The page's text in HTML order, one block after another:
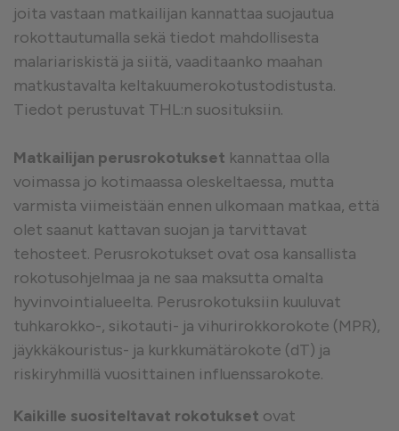
joita vastaan matkailijan kannattaa suojautua
rokottautumalla sekä tiedot mahdollisesta
malariariskistä ja siitä, vaaditaanko maahan
matkustavalta keltakuumerokotustodistusta.
Tiedot perustuvat THL:n suosituksiin.
Matkailijan perusrokotukset kannattaa olla
voimassa jo kotimaassa oleskeltaessa, mutta
varmista viimeistään ennen ulkomaan matkaa, että
olet saanut kattavan suojan ja tarvittavat
tehosteet. Perusrokotukset ovat osa kansallista
rokotusohjelmaa ja ne saa maksutta omalta
hyvinvointialueelta. Perusrokotuksiin kuuluvat
tuhkarokko-, sikotauti- ja vihurirokkorokote (MPR),
jäykkäkouristus- ja kurkkumätärokote (dT) ja
riskiryhmillä vuosittainen influenssarokote.
Kaikille suositeltavat rokotukset ovat